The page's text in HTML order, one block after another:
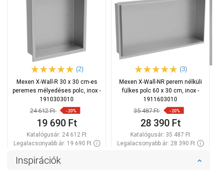
(2)
Mexen X-Wall-R 30 x 30 cm-es
peremes mélyedéses polc, inox -
1910303010
24 612 Ft -20%
19 690 Ft
Katalógusár: 24 612 Ft
Legalacsonyabb ár: 19 690 Ft
(3)
Mexen X-Wall-NR perem nélküli
fülkes polc 60 x 30 cm, inox -
1911603010
35 487 Ft -20%
28 390 Ft
Katalógusár: 35 487 Ft
Legalacsonyabb ár: 28 390 Ft
Inspirációk